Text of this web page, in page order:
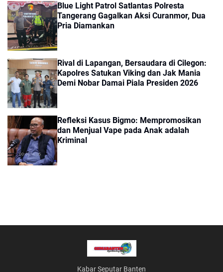
Blue Light Patrol Satlantas Polresta
Tangerang Gagalkan Aksi Curanmor, Dua
Pria Diamankan
Rival di Lapangan, Bersaudara di Cilegon:
Kapolres Satukan Viking dan Jak Mania
Demi Nobar Damai Piala Presiden 2026
Refleksi Kasus Bigmo: Mempromosikan
dan Menjual Vape pada Anak adalah
Kriminal
Kabar Seputar Banten